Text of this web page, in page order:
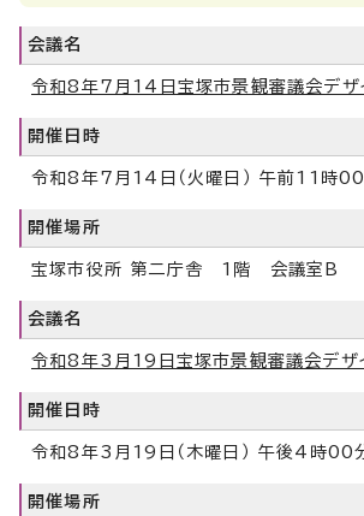
会議名
令和8年7月14日宝塚市景観審議会デザ
開催日時
令和8年7月14日（火曜日） 午前11時
開催場所
宝塚市役所 第二庁舎 1階 会議室B
会議名
令和8年3月19日宝塚市景観審議会デザ
開催日時
令和8年3月19日（木曜日） 午後4時00
開催場所